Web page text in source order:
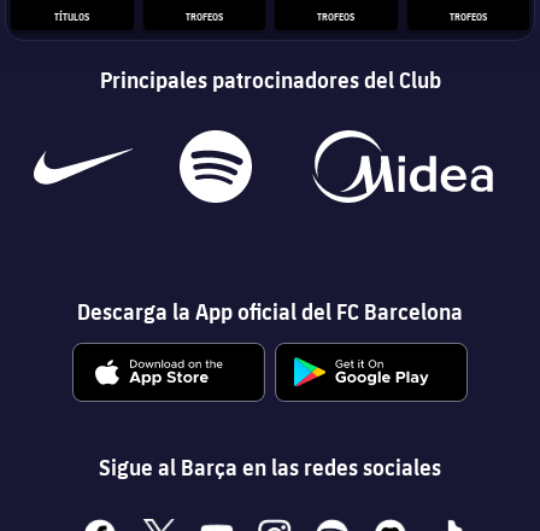
TÍTULOS TROFEOS TROFEOS TROFEOS
Principales patrocinadores del Club
Descarga la App oficial del FC Barcelona
Sigue al Barça en las redes sociales